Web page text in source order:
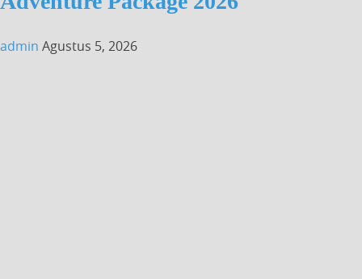
admin Agustus 5, 2026